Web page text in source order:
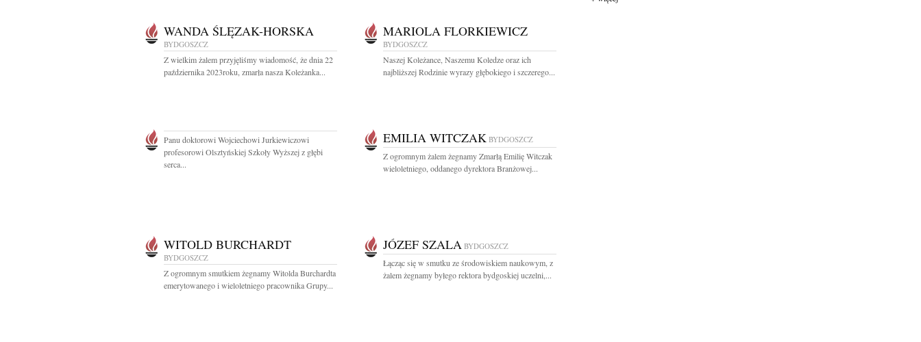
WANDA ŚLĘZAK-HORSKA
BYDGOSZCZ
Z wielkim żalem przyjęliśmy wiadomość, że dnia 22
października 2023roku, zmarła nasza Koleżanka...
MARIOLA FLORKIEWICZ
BYDGOSZCZ
Naszej Koleżance, Naszemu Koledze oraz ich
najbliższej Rodzinie wyrazy głębokiego i szczerego...
Panu doktorowi Wojciechowi Jurkiewiczowi
profesorowi Olsztyńskiej Szkoły Wyższej z głębi
serca...
EMILIA WITCZAK BYDGOSZCZ
Z ogromnym żalem żegnamy Zmarłą Emilię Witczak
wieloletniego, oddanego dyrektora Branżowej...
WITOLD BURCHARDT
BYDGOSZCZ
Z ogromnym smutkiem żegnamy Witolda Burchardta
emerytowanego i wieloletniego pracownika Grupy...
JÓZEF SZALA BYDGOSZCZ
Łącząc się w smutku ze środowiskiem naukowym, z
żalem żegnamy byłego rektora bydgoskiej uczelni,...